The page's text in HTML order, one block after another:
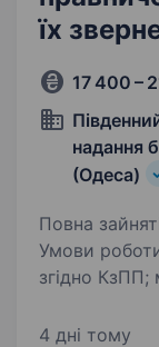
їх
17 400 –
надання
(Одеса)
Повна
Умови роботи: офіційне
згідно КзПП; можливість професійного
з 8.00 до 17.00 год. робота у
4 дні тому